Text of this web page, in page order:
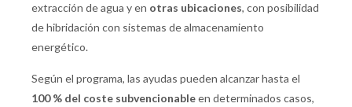
extracción de agua y en otras ubicaciones, con posibilidad
de hibridación con sistemas de almacenamiento
energético.
Según el programa, las ayudas pueden alcanzar hasta el
100 % del coste subvencionableen determinados casos,